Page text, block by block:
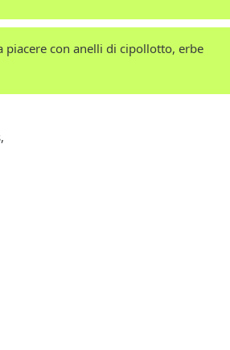
piacere con anelli di cipollotto, erbe